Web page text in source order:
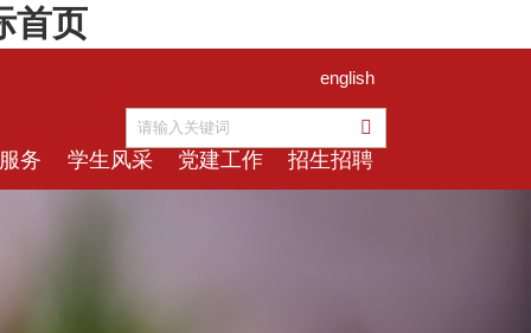
首页
english
务 学生风采 党建工作 招生招聘